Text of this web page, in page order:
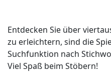
Entdecken Sie über
zu erleichtern, sind die
Suchfunktion nach
Viel Spaß beim Stöbern!